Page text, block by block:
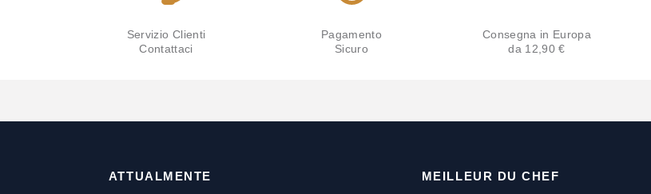
Servizio Clienti
Contattaci
Pagamento
Sicuro
Consegna in Europa
da 12,90 €
ATTUALMENTE MEILLEUR DU CHEF